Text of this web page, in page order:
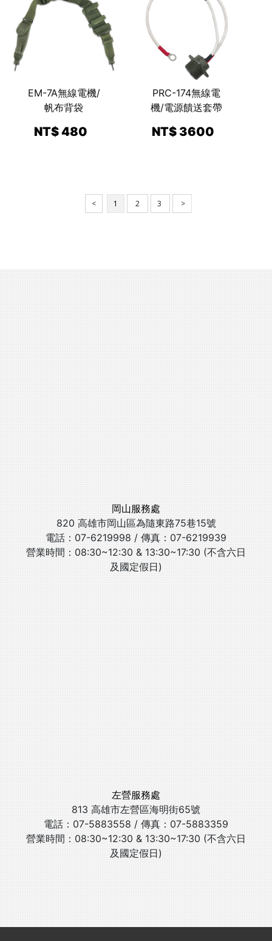
EM-7A無線電機/
帆布背袋
NT$ 480
PRC-174無線電
機/電源饋送套帶
NT$ 3600
< 1 2 3 >
岡山服務處
820 高雄市岡山區為隨東路75巷15號
電話：07-6219998 / 傳真：07-6219939
營業時間：08:30~12:30 & 13:30~17:30 (不含六日
及國定假日)
左營服務處
813 高雄市左營區海明街65號
電話：07-5883558 / 傳真：07-5883359
營業時間：08:30~12:30 & 13:30~17:30 (不含六日
及國定假日)